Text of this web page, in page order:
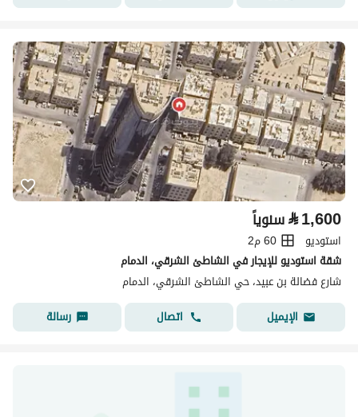
⃁1,600 سنوياً
استوديو
60 م2
شقة استوديو للإيجار في الشاطئ الشرقي، الدمام
شارع فضالة بن عبيد، حي الشاطئ الشرقي، الدمام
الإيميل
اتصال رسالة